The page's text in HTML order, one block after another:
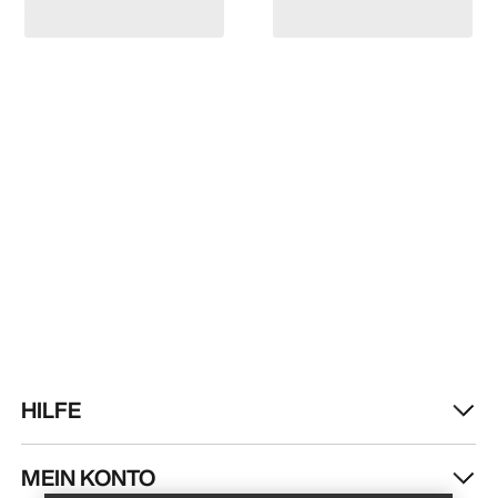
Store finden Help
HILFE
MEIN KONTO